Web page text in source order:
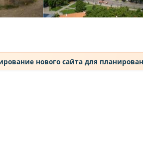
нового сайта для